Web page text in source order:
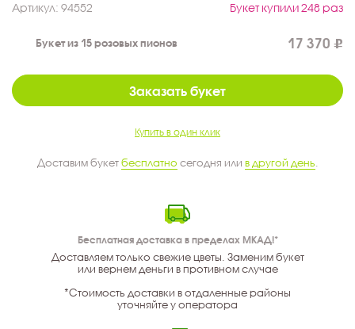
Артикул: 94552 Букет купили 248 раз
Букет из 15 розовых пионов 17 370
Заказать букет
Купить в один клик
Доставим букетбесплатно сегодня или в другой день
Бесплатная доставка в пределах МКАД!*
Доставляем только свежие цветы. Заменим букет
или вернем деньги в противном случае
*Стоимость доставки в отдаленные районы
уточняйте у оператора